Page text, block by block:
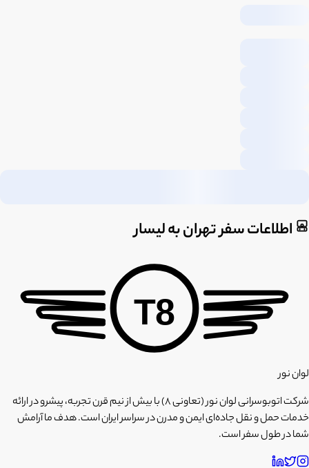
اطلاعات سفر تهران به لیسار
T8
لوان نور
شرکت اتوبوسرانی لوان نور (تعاونی ۸) با بیش از نیم قرن تجربه، پیشرو در ارائه
خدمات حمل و نقل جاده‌ای ایمن و مدرن در سراسر ایران است. هدف ما آرامش
شما در طول سفر است.